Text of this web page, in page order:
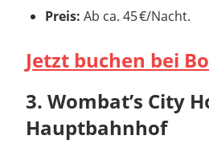
Preis: Ab ca. 45 €/Nacht.
Jetzt buchen bei
3. Wombat’s City
Hauptbahnhof